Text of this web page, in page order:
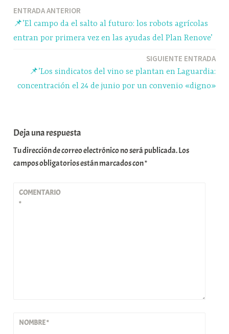
pp m rti
r
Navegación
de
ENTRADA ANTERIOR
📌’El campo da el salto al futuro: los robots agrícolas
entran por primera vez en las ayudas del Plan Renove’
SIGUIENTE ENTRADA
📌’Los sindicatos del vino se plantan en Laguardia:
concentración el 24 de junio por un convenio «digno»
Deja una respuesta
Tu dirección de correo electrónico no será publicada.Los
campos obligatorios están marcados con*
COMENTARIO
*
NOMBRE*